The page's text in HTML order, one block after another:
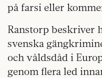
på farsi eller
Ranstorp beskriver
svenska
och våldsdåd i
genom flera led